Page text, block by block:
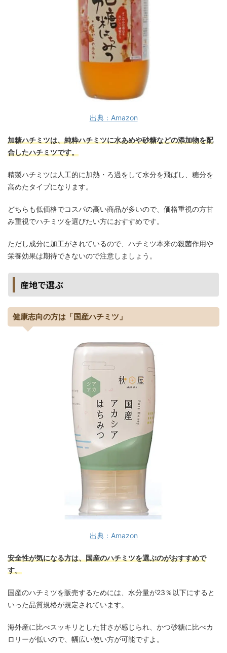
出典：Amazon
加糖ハチミツは、純粋ハチミツに水あめや砂糖などの添加物を配
合したハチミツです。
精製ハチミツは人工的に加熱・ろ過をして水分を飛ばし、糖分を
高めたタイプになります。
どちらも低価格でコスパの高い商品が多いので、価格重視の方甘
み重視でハチミツを選びたい方におすすめです。
ただし成分に加工がされているので、ハチミツ本来の殺菌作用や
栄養効果は期待できないので注意しましょう。
産地で選ぶ
健康志向の方は「国産ハチミツ」
出典：Amazon
安全性が気になる方は、国産のハチミツを選ぶのがおすすめで
す。
国産のハチミツを販売するためには、水分量が23％以下にすると
いった品質規格が規定されています。
海外産に比べスッキリとした甘さが感じられ、かつ砂糖に比べカ
ロリーが低いので、幅広い使い方が可能ですよ。